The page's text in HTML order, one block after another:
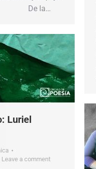
De la…
Luriel
Leave a comment